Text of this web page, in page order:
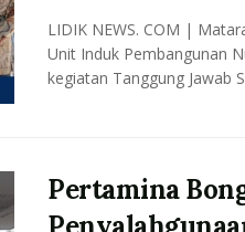
LIDIK NEWS. COM |
Unit Induk Pembangunan
kegiatan Tanggung Jawab
Pertamina